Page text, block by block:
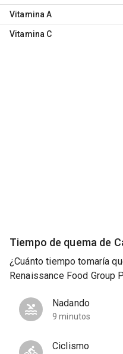
Vitamina A
Vitamina C
Tiempo de quema de
¿Cuánto tiempo tomaría
Renaissance Food Group
Nadando
9 minutos
Ciclismo